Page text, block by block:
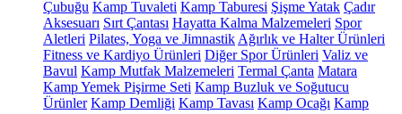
Çubuğu Kamp Tuvaleti Kamp Taburesi Şişme Yatak Çadır
Aksesuarı Sırt Çantası Hayatta Kalma Malzemeleri Spor
Aletleri Pilates, Yoga ve Jimnastik Ağırlık ve Halter Ürünleri
Fitness ve Kardiyo Ürünleri Diğer Spor Ürünleri Valiz ve
Bavul Kamp Mutfak Malzemeleri Termal Çanta Matara
Kamp Yemek Pişirme Seti Kamp Buzluk ve Soğutucu
Ürünler Kamp Demliği Kamp Tavası Kamp Ocağı Kamp